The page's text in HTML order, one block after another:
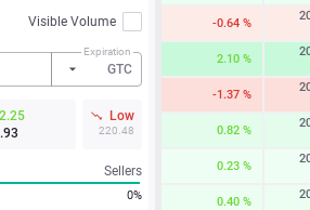
-0.64 %
2.10 %
-1.37 %
0.82 %
0.23 %
0.40 %
Visible Volume
Expiration
GTC
Low
220.48
2.25 %
Sellers
0%